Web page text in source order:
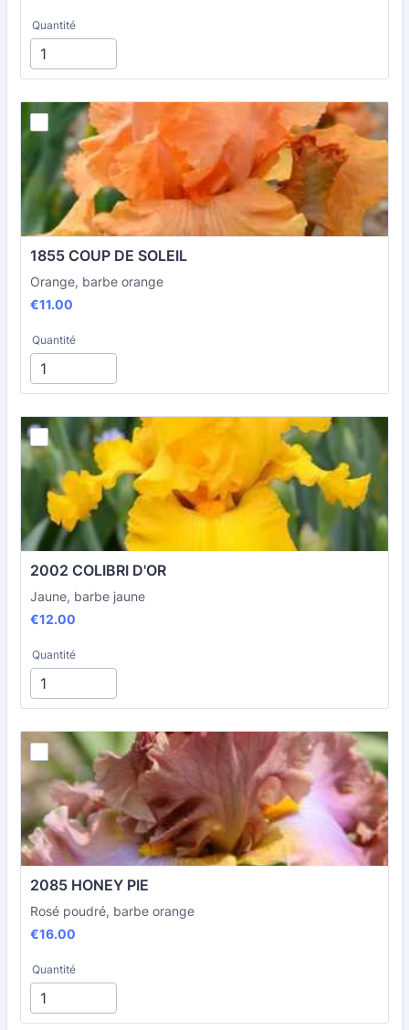
Quantité
1855 COUP DE SOLEIL
Orange, barbe orange
€11.00
€11.00
Quantité
2002 COLIBRI D'OR
Jaune, barbe jaune
€12.00
€12.00
Quantité
2085 HONEY PIE
Rosé poudré, barbe orange
€16.00
€16.00
Quantité